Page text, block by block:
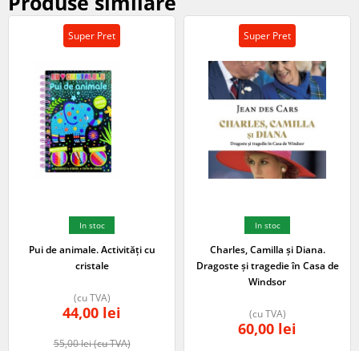
Super Pret
In stoc
Pui de animale. Activități cu
cristale
55,00lei(cu TVA)
44,00 lei
(cu TVA)
Super Pret
In stoc
Charles, Camilla și Diana.
Dragoste și tragedie în Casa de
Windsor
60,00 lei
(cu TVA)